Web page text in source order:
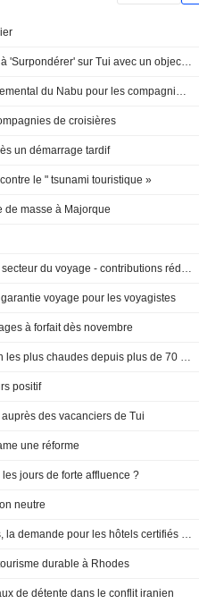
JPMorgan maintient sa recommandation à 'Surpondérer' sur Tui avec un objectif de 12,50 euros
Qui est en tête ? Le classement environnemental du Nabu pour les compagnies de croisières
de croisières
un démarrage tardif
le " tsunami touristique »
de masse à Majorque
Le gouvernement allège massivement le secteur du voyage - contributions réduites au fonds d’urgence
voyage pour les voyagistes
à forfait dès novembre
L’Espagne enregistre les journées de juin les plus chaudes depuis plus de 70 ans
positif
des vacanciers de Tui
une réforme
jours de forte affluence ?
neutre
TUI salué pour ses avancées climatiques, la demande pour les hôtels certifiés bondit
durable à Rhodes
de détente dans le conflit iranien